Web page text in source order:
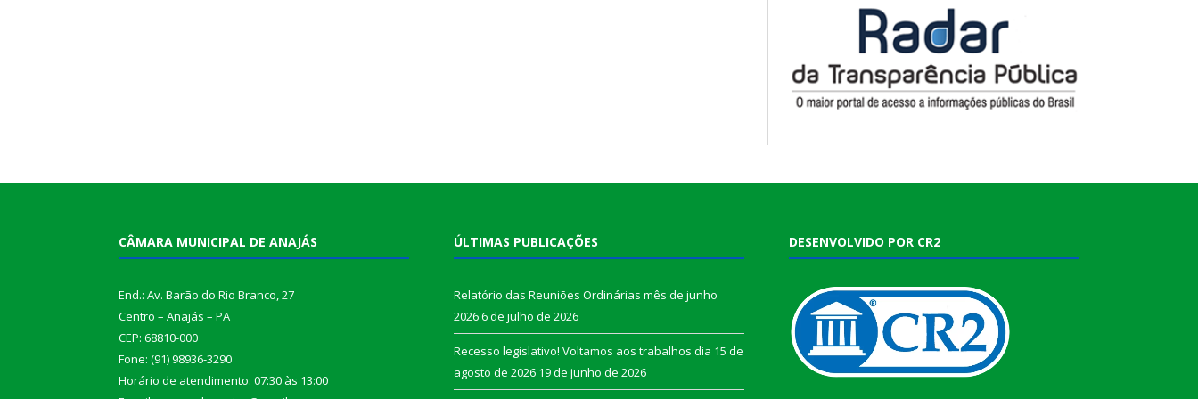
CÂMARA MUNICIPAL DE ANAJÁS
End.: Av. Barão do Rio Branco, 27
Centro – Anajás – PA
CEP: 68810-000
Fone: (91) 98936-3290
Horário de atendimento: 07:30 às 13:00
ÚLTIMAS PUBLICAÇÕES
Relatório das Reuniões Ordinárias mês de junho
20266 de julho de 2026
Recesso legislativo! Voltamos aos trabalhos dia 15 de
agosto de 2026 19 de junho de 2026
DESENVOLVIDO POR CR2